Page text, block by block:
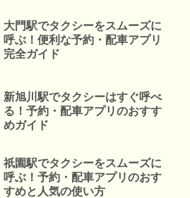
大門駅でタクシーをスムーズに
呼ぶ！便利な予約・配車アプリ
完全ガイド
新旭川駅でタクシーはすぐ呼べ
る！予約・配車アプリのおすす
めガイド
祇園駅でタクシーをスムーズに
呼ぶ！予約・配車アプリのおす
すめと人気の使い方